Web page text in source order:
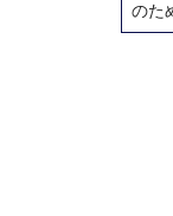
のた